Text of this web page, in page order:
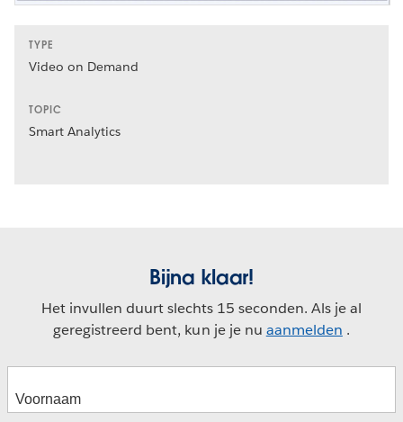
TYPE
Video on Demand
TOPIC
Smart Analytics
Bijna klaar!
Het invullen duurt slechts 15 seconden. Als je al
geregistreerd bent, kun je je nu aanmelden .